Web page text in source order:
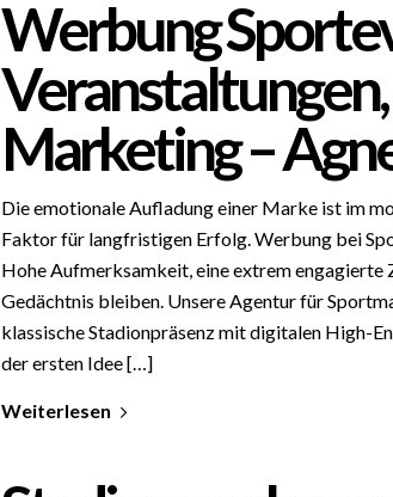
Werbung
Marketing –
Die emotionale Aufladung einer Marke ist im
Faktor für langfristigen Erfolg. Werbung bei
Hohe Aufmerksamkeit, eine extrem engagierte
Gedächtnis bleiben. Unsere Agentur für
klassische Stadionpräsenz mit digitalen High-
der ersten Idee […]
Weiterlesen